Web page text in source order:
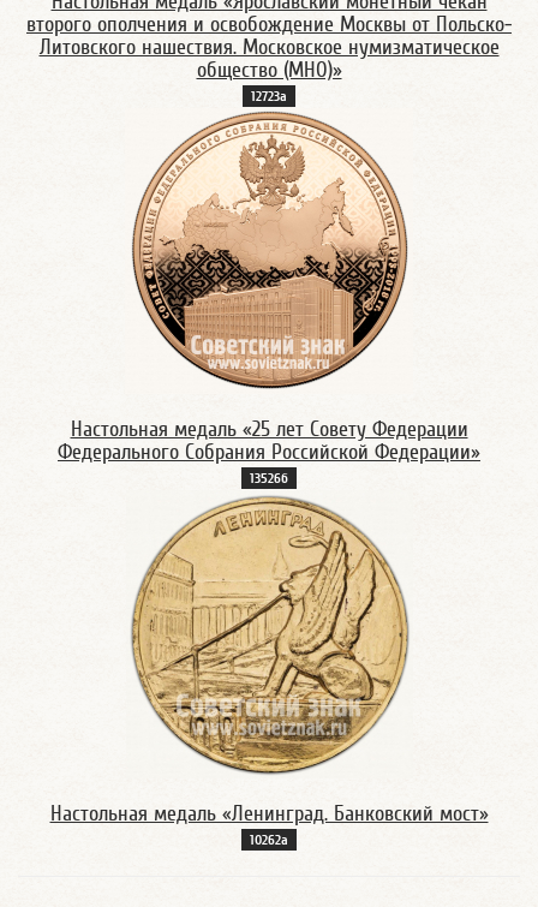
второго ополчения и освобождение Москвы от Польско-
Литовского нашествия. Московское нумизматическое
общество (МНО)»
12723а
Настольная медаль «25 лет Совету Федерации
Федерального Собрания Российской Федерации»
13526б
Настольная медаль «Ленинград. Банковский мост»
10262а